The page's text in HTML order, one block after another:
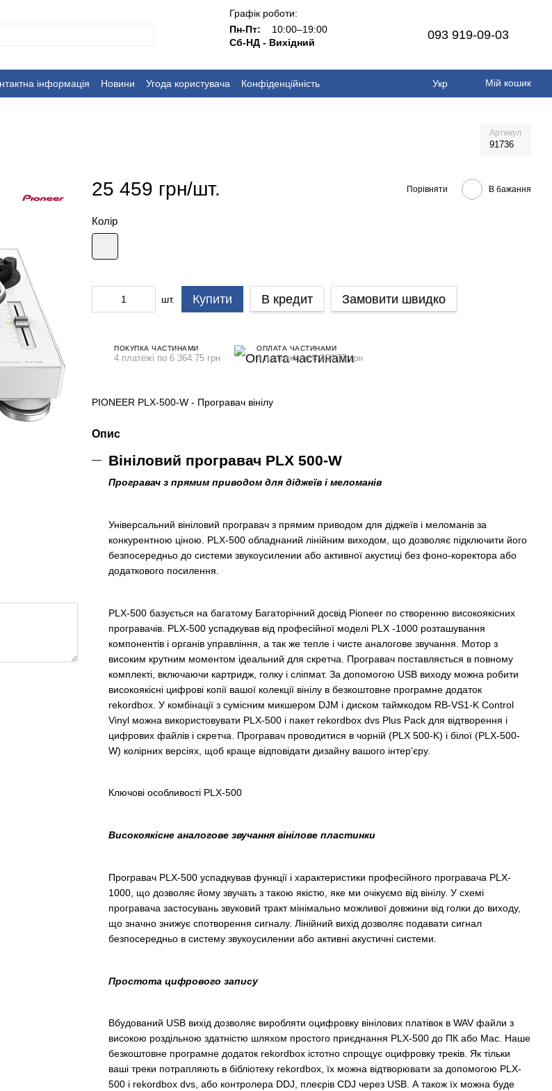
Графік роботи:
Пн-Пт: 10:00–19:00
Сб-НД - Вихідний
093 919-09-03
інформація Новини Угода користувача Конфіденційність Укр Мій кошик
Артикул
91736
25 459 грн/шт. Порівняти В бажання
Колір
шт. Купити В кредит Замовити швидко
ПОКУПКА ЧАСТИНАМИ
4 платежі по 6 364.75 грн
ОПЛАТА ЧАСТИНАМИ
4 платежі по 6 364.75 грн
PIONEER PLX-500-W - Програвач вінілу
Опис
Вініловий програвач PLX 500-W
Програвач з прямим приводом для діджеїв і меломанів
Універсальний вініловий програвач з прямим приводом для діджеїв і меломанів за
конкурентною ціною. PLX-500 обладнаний лінійним виходом, що дозволяє підключити його
безпосередньо до системи звукоусилении або активної акустиці без фоно-коректора або
додаткового посилення.
PLX-500 базується на багатому Багаторічний досвід Pioneer по створенню високоякісних
програвачів. PLX-500 успадкував від професійної моделі PLX -1000 розташування
компонентів і органів управління, а так же тепле і чисте аналогове звучання. Мотор з
високим крутним моментом ідеальний для скретча. Програвач поставляється в повному
комплекті, включаючи картридж, голку і сліпмат. За допомогою USB виходу можна робити
високоякісні цифрові копії вашої колекції вінілу в безкоштовне програмне додаток
rekordbox. У комбінації з сумісним микшером DJM і диском таймкодом RB-VS1-K Control
Vinyl можна використовувати PLX-500 і пакет rekordbox dvs Plus Pack для відтворення і
цифрових файлів і скретча. Програвач проводитися в чорній (PLX 500-K) і білої (PLX-500-
W) колірних версіях, щоб краще відповідати дизайну вашого інтер'єру.
Ключові особливості PLX-500
Високоякісне аналогове звучання вінілове пластинки
Програвач PLX-500 успадкував функції і характеристики професійного програвача PLX-
1000, що дозволяє йому звучать з такою якістю, яке ми очікуємо від вінілу. У схемі
програвача застосувань звуковий тракт мінімально можливої довжини від голки до виходу,
що значно знижує спотворення сигналу. Лінійний вихід дозволяє подавати сигнал
безпосередньо в систему звукоусилении або активні акустичні системи.
Простота цифрового запису
Вбудований USB вихід дозволяє виробляти оцифровку вінілових платівок в WAV файли з
високою роздільною здатністю шляхом простого приєднання PLX-500 до ПК або Mac. Наше
безкоштовне програмне додаток rekordbox істотно спрощує оцифровку треків. Як тільки
ваші треки потрапляють в бібліотеку rekordbox, їх можна відтворювати за допомогою PLX-
500 і rekordbox dvs, або контролера DDJ, плеєрів CDJ через USB. А також їх можна буде